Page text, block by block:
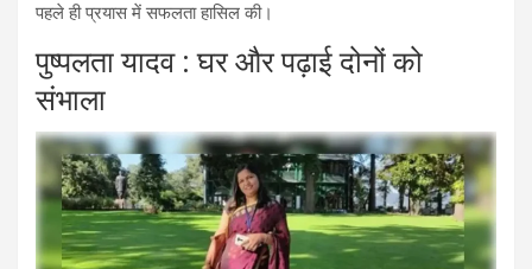
पहले ही प्रयास में सफलता हासिल की।
पुष्पलता यादव : घर और पढ़ाई दोनों को
संभाला